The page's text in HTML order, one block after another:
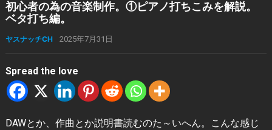
初心者の為の音楽制作。①ピアノ打ちこみを解説。
ベタ打ち編。
ヤスナッチCH 2025年7月31日
Spread the love
DAWとか、作曲とか説明書読むのた～いへん。こんな感じ